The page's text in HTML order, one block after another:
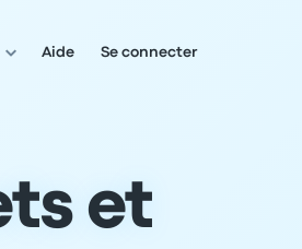
Aide Se connecter
et